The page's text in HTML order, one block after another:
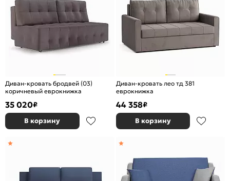
Диван-кровать бродвей (03)
коричневый еврокнижка
35 020₽
В корзину
Диван-кровать лео тд 381
еврокнижка
44 358₽
В корзину